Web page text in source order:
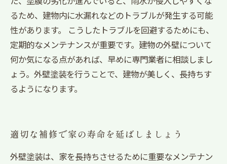
るため、建物内に水漏れなどのトラブルが発生する可能
性があります。 こうしたトラブルを回避するためにも、
定期的なメンテナンスが重要です。建物の外壁について
何か気になる点があれば、早めに専門業者に相談しまし
ょう。外壁塗装を行うことで、建物が美しく、長持ちす
るようになります。
適切な補修で家の寿命を延ばしましょう
外壁塗装は、家を長持ちさせるために重要なメンテナン